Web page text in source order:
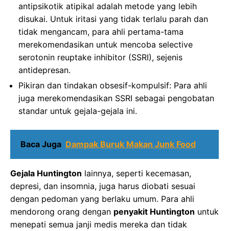
antipsikotik atipikal adalah metode yang lebih
disukai. Untuk iritasi yang tidak terlalu parah dan
tidak mengancam, para ahli pertama-tama
merekomendasikan untuk mencoba selective
serotonin reuptake inhibitor (SSRI), sejenis
antidepresan.
Pikiran dan tindakan obsesif-kompulsif: Para ahli
juga merekomendasikan SSRI sebagai pengobatan
standar untuk gejala-gejala ini.
Baca Juga Dampak Buruk Makan Junk Food
Gejala Huntington lainnya, seperti kecemasan,
depresi, dan insomnia, juga harus diobati sesuai
dengan pedoman yang berlaku umum. Para ahli
mendorong orang dengan penyakit Huntington untuk
menepati semua janji medis mereka dan tidak